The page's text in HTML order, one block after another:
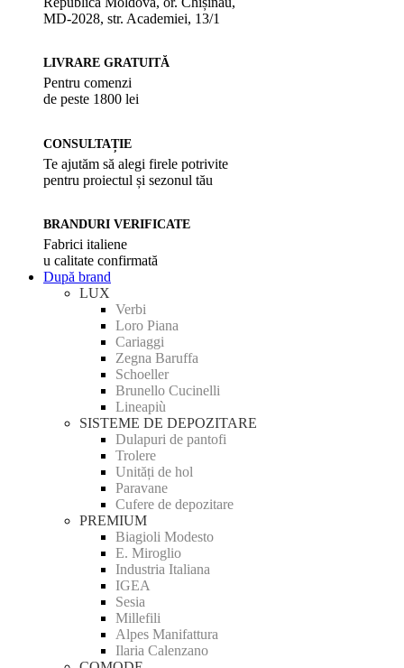
MD-2028, str. Academiei, 13/1
LIVRARE GRATUITĂ
Pentru comenzi
de peste 1800 lei
CONSULTAȚIE
Te ajutăm să alegi firele potrivite
pentru proiectul și sezonul tău
BRANDURI VERIFICATE
Fabrici italiene
u calitate confirmată
După brand
LUX
Verbi
Loro Piana
Cariaggi
Zegna Baruffa
Schoeller
Brunello Cucinelli
Lineapiù
SISTEME DE DEPOZITARE
Dulapuri de pantofi
Trolere
Unități de hol
Paravane
Cufere de depozitare
PREMIUM
Biagioli Modesto
E. Miroglio
Industria Italiana
IGEA
Sesia
Millefili
Alpes Manifattura
Ilaria Calenzano